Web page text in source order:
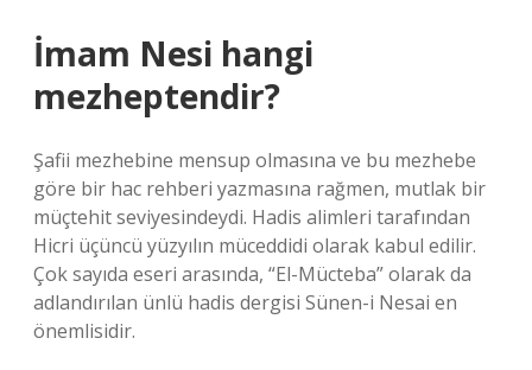
İmam Nesi hangi
mezheptendir?
Şafii mezhebine mensup olmasına ve bu mezhebe
göre bir hac rehberi yazmasına rağmen, mutlak bir
müçtehit seviyesindeydi. Hadis alimleri tarafından
Hicri üçüncü yüzyılın müceddidi olarak kabul edilir.
Çok sayıda eseri arasında, “El-Mücteba” olarak da
adlandırılan ünlü hadis dergisi Sünen-i Nesai en
önemlisidir.